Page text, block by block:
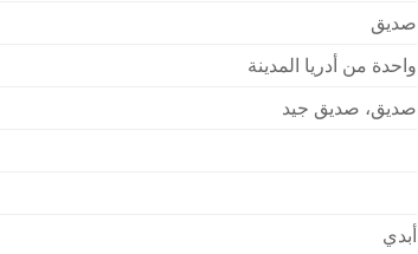
صديق
واحدة من أدريا المدينة
صديق، صديق جيد
أبدي